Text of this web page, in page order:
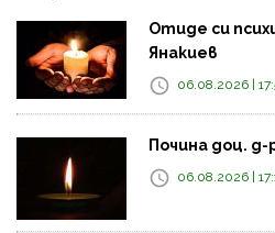
Отиде си
Янакиев
06.08.2026 |
Почина доц.
06.08.2026 |